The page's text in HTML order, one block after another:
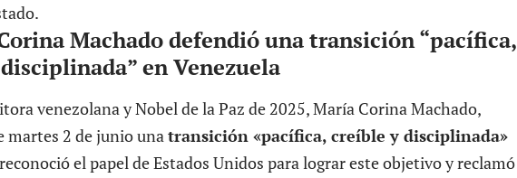
Machado defendió una transición “pacífica,
en Venezuela
venezolana y Nobel de la Paz de 2025, María Corina Machado,
martes 2 de junio unatransición «pacífica, creíble y disciplinada»
el papel de Estados Unidos para lograr este objetivo y reclamó